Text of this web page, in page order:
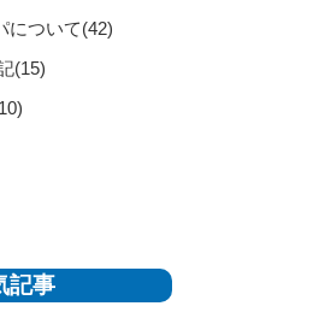
について(42)
(15)
記事